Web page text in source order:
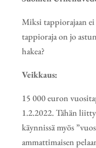
Miksi tappiorajaan
tappioraja on jo
hakea?
Veikkaus:
15 000 euron
1.2.2022. Tähän
käynnissä myös
ammattimaisen